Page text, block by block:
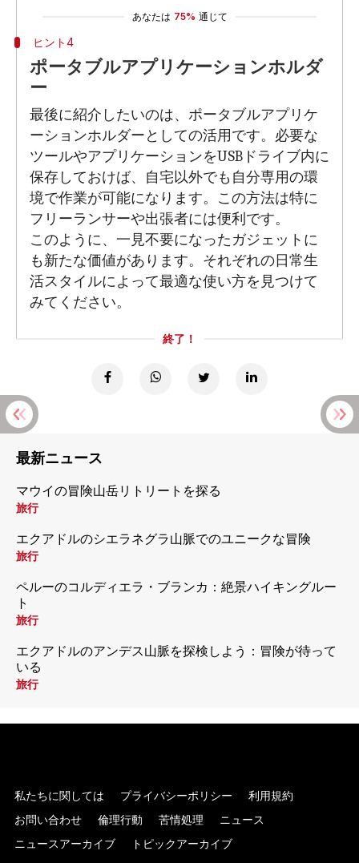
あなたは 75% 通じて
ヒント4
ポータブルアプリケーションホルダ
ー
最後に紹介したいのは、ポータブルアプリケ
ーションホルダーとしての活用です。必要な
ツールやアプリケーションをUSBドライブ内に
保存しておけば、自宅以外でも自分専用の環
境で作業が可能になります。この方法は特に
フリーランサーや出張者には便利です。
このように、一見不要になったガジェットに
も新たな価値があります。それぞれの日常生
活スタイルによって最適な使い方を見つけて
みてください。
終了！
最新ニュース
マウイの冒険山岳リトリートを探る
旅行
エクアドルのシエラネグラ山脈でのユニークな冒険
旅行
ペルーのコルディエラ・ブランカ：絶景ハイキングルー
ト
旅行
エクアドルのアンデス山脈を探検しよう：冒険が待って
いる
旅行
私たちに関しては プライバシーポリシー
利用規約
お問い合わせ
倫理行動 苦情処理
ニュース
ニュースアーカイブ
トピックアーカイブ